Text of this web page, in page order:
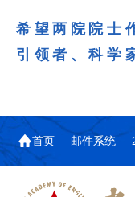
希望两院院士
引领者、科学
首页 邮件系统